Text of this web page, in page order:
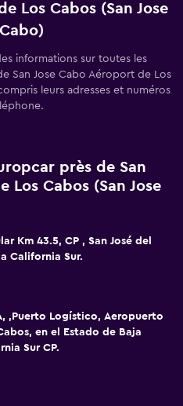
Los Cabos (San Jose
informations sur toutes les
San Jose Cabo Aéroport de Los
leurs adresses et numéros
près de San
Los Cabos (San Jose
Km 43.5, CP , San José del
California Sur.
,Puerto Logístico, Aeropuerto
en el Estado de Baja
Sur CP.